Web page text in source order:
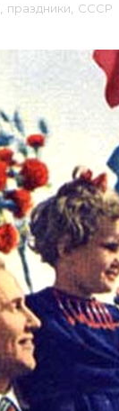
праздники СССР